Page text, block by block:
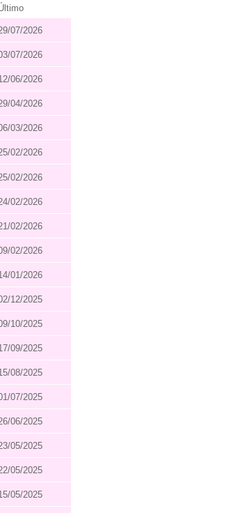
07/2026
07/2026
06/2026
04/2026
03/2026
02/2026
02/2026
02/2026
02/2026
02/2026
01/2026
12/2025
10/2025
09/2025
08/2025
07/2025
06/2025
05/2025
05/2025
05/2025